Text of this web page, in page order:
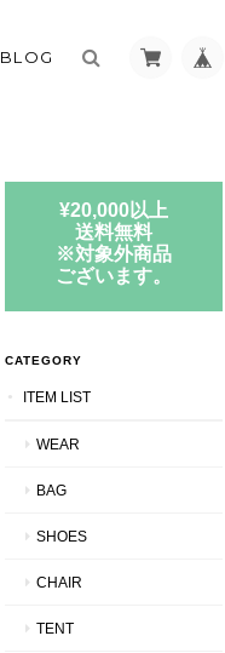
BLOG
¥20,000以上
送料無料
※対象外商品
ございます。
CATEGORY
ITEM LIST
WEAR
BAG
SHOES
CHAIR
TENT